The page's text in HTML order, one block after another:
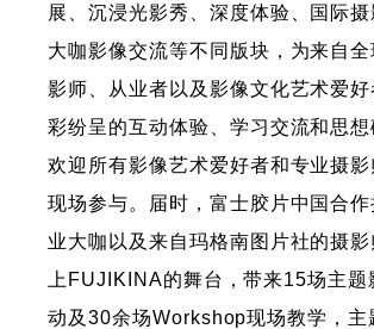
展、沉浸光影秀、深度体验、国际
大咖影像交流等不同版块，为来自
影师、从业者以及影像文化艺术爱
彩纷呈的互动体验、学习交流和思想
欢迎所有影像艺术爱好者和专业摄
现场参与。届时，富士胶片中国合
业大咖以及来自玛格南图片社的摄
上FUJIKINA的舞台，带来15场主题
动及30余场Workshop现场教学，主